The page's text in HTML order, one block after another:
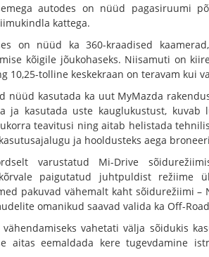
autodes on nüüd pagasiruumi
kattega.
on nüüd ka 360-kraadised
kõigile jõukohaseks. Niisamuti on
10,25-tolline keskekraan on teravam kui
nüüd kasutada ka uut MyMazda
ja kasutada uste kauglukustust, kuvab
teavitusi ning aitab helistada
ja hooldusteks aega
varustatud Mi-Drive
paigutatud juhtpuldist režiime
pakuvad vähemalt kaht sõidurežiimi –
omanikud saavad valida ka Off-
vahetati välja sõidukis
aitas eemaldada kere tugevdamine